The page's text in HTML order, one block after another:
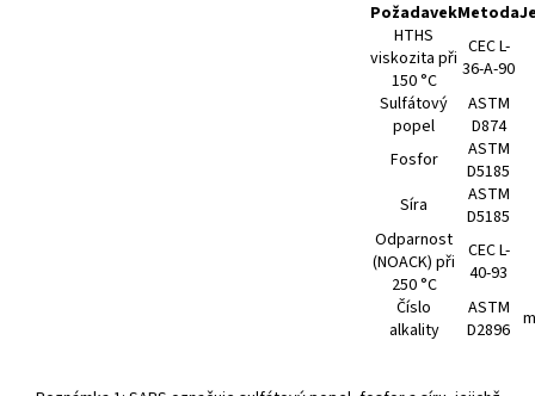
PožadavekMetoda
HTHS
viskozita při
150 °C
CEC L-
36-A-90
Sulfátový
popel
ASTM
D874
Fosfor
ASTM
D5185
Síra
ASTM
D5185
Odparnost
(NOACK) při
250 °C
CEC L-
40-93
Číslo
alkality
ASTM
D2896